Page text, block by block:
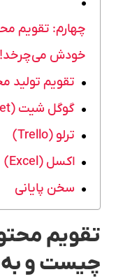
چهارم: تقویم
خودش می‌چرخد!
تقویم تولید
گوگل شیت (Google Sheet)
ترلو (Trello)
اکسل (Excel)
سخن پایانی
تقویم
چیست و به